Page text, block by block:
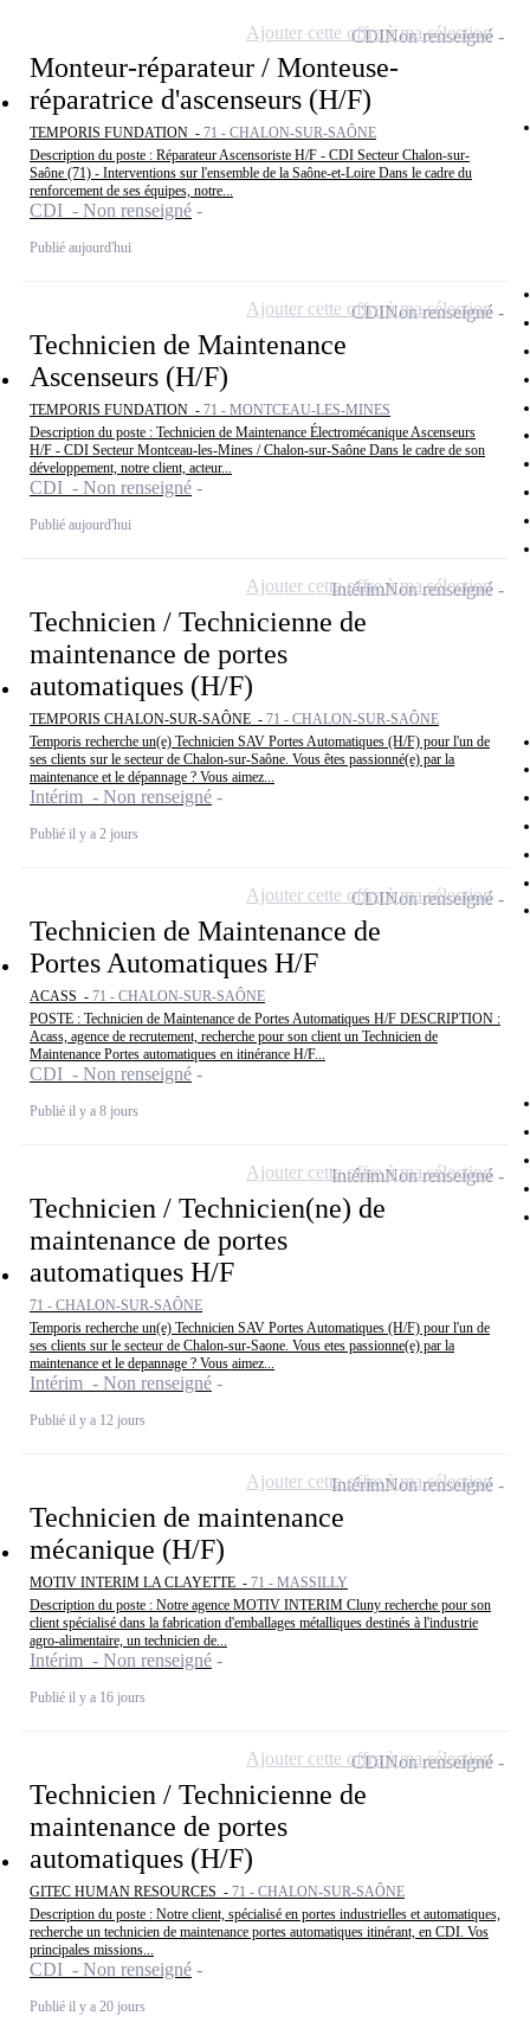
Monteur-réparateur / Monteuse-
réparatrice d'ascenseurs (H/F)
TEMPORIS FUNDATION - 71 - CHALON-SUR-SAÔNE
Description du poste : Réparateur Ascensoriste H/F - CDI Secteur Chalon-sur-
Saône (71) - Interventions sur l'ensemble de la Saône-et-Loire Dans le cadre du
renforcement de ses équipes, notre...
CDI - Non renseigné
Publié aujourd'hui
CDINon renseigné
Ajouter cette offre à ma sélection
Technicien de Maintenance
Ascenseurs (H/F)
TEMPORIS FUNDATION - 71 - MONTCEAU-LES-MINES
Description du poste : Technicien de Maintenance Électromécanique Ascenseurs
H/F - CDI Secteur Montceau-les-Mines / Chalon-sur-Saône Dans le cadre de son
développement, notre client, acteur...
CDI - Non renseigné
Publié aujourd'hui
CDINon renseigné
Ajouter cette offre à ma sélection
Technicien / Technicienne de
maintenance de portes
automatiques (H/F)
TEMPORIS CHALON-SUR-SAÔNE - 71 - CHALON-SUR-SAÔNE
Temporis recherche un(e) Technicien SAV Portes Automatiques (H/F) pour l'un de
ses clients sur le secteur de Chalon-sur-Saône. Vous êtes passionné(e) par la
maintenance et le dépannage ? Vous aimez...
Intérim - Non renseigné
Publié il y a 2 jours
IntérimNon renseigné
Ajouter cette offre à ma sélection
Technicien de Maintenance de
Portes Automatiques H/F
ACASS - 71 - CHALON-SUR-SAÔNE
POSTE : Technicien de Maintenance de Portes Automatiques H/F DESCRIPTION :
Acass, agence de recrutement, recherche pour son client un Technicien de
Maintenance Portes automatiques en itinérance H/F...
CDI - Non renseigné
Publié il y a 8 jours
CDINon renseigné
Ajouter cette offre à ma sélection
Technicien / Technicien(ne) de
maintenance de portes
automatiques H/F
71 - CHALON-SUR-SAÔNE
Temporis recherche un(e) Technicien SAV Portes Automatiques (H/F) pour l'un de
ses clients sur le secteur de Chalon-sur-Saone. Vous etes passionne(e) par la
maintenance et le depannage ? Vous aimez...
Intérim - Non renseigné
Publié il y a 12 jours
IntérimNon renseigné
Ajouter cette offre à ma sélection
Technicien de maintenance
mécanique (H/F)
MOTIV INTERIM LA CLAYETTE - 71 - MASSILLY
Description du poste : Notre agence MOTIV INTERIM Cluny recherche pour son
client spécialisé dans la fabrication d'emballages métalliques destinés à l'industrie
agro-alimentaire, un technicien de...
Intérim - Non renseigné
Publié il y a 16 jours
IntérimNon renseigné
Ajouter cette offre à ma sélection
Technicien / Technicienne de
maintenance de portes
automatiques (H/F)
GITEC HUMAN RESOURCES - 71 - CHALON-SUR-SAÔNE
Description du poste : Notre client, spécialisé en portes industrielles et automatiques,
recherche un technicien de maintenance portes automatiques itinérant, en CDI. Vos
principales missions...
CDI - Non renseigné
Publié il y a 20 jours
CDINon renseigné
Ajouter cette offre à ma sélection